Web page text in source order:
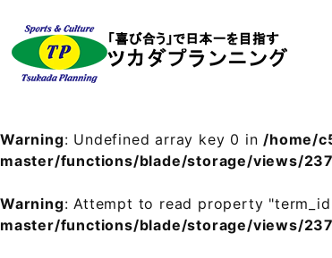
Warning: Undefined array key 0 in/home/
master/functions/blade/storage/views/
Warning: Attempt to read property
master/functions/blade/storage/views/